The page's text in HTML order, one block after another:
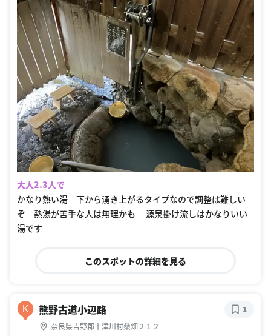
大人2.3人で
かなり熱い湯 下から湧き上がるタイプなので調整は難しい
ぞ 熱湯が苦手な人は無理かも 源泉掛け流しはかなりいい
湯です
このスポットの詳細を見る
K 熊野古道小辺路
奈良県吉野郡十津川村桑畑２１２
1